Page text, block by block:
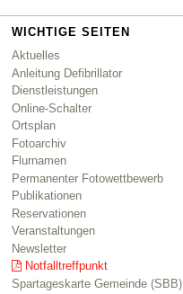
WICHTIGE SEITEN
Aktuelles
Anleitung Defibrillator
Dienstleistungen
Online-Schalter
Ortsplan
Fotoarchiv
Flurnamen
Permanenter Fotowettbewerb
Publikationen
Reservationen
Veranstaltungen
Newsletter
Notfalltreffpunkt
Spartageskarte Gemeinde (SBB)